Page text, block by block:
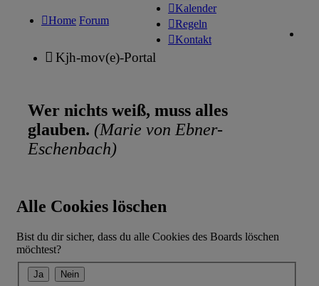
Kalender
Regeln
Kontakt
Home Forum
Kjh-mov(e)-Portal
Wer nichts weiß, muss alles
glauben. (Marie von Ebner-
Eschenbach)
Alle Cookies löschen
Bist du dir sicher, dass du alle Cookies des Boards löschen
möchtest?